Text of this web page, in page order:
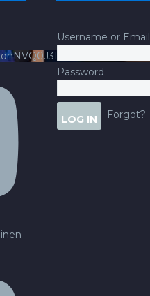
Username or Email
Password
Forgot?